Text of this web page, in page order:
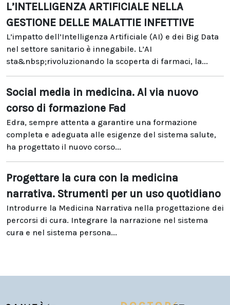
L’INTELLIGENZA ARTIFICIALE NELLA
GESTIONE DELLE MALATTIE INFETTIVE
L’impatto dell’Intelligenza Artificiale (AI) e dei Big Data
nel settore sanitario è innegabile. L’AI
sta&nbsp;rivoluzionando la scoperta di farmaci, la...
Social media in medicina. Al via nuovo
corso di formazione Fad
Edra, sempre attenta a garantire una formazione
completa e adeguata alle esigenze del sistema salute,
ha progettato il nuovo corso...
Progettare la cura con la medicina
narrativa. Strumenti per un uso quotidiano
Introdurre la Medicina Narrativa nella progettazione dei
percorsi di cura. Integrare la narrazione nel sistema
cura e nel sistema persona...